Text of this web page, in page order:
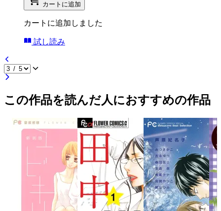
カートに追加
カートに追加しました
試し読み
この作品を読んだ人におすすめの作品